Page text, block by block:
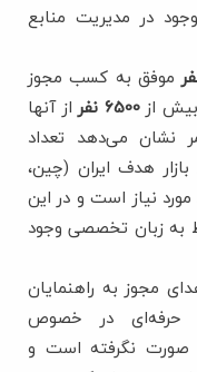
در مدیریت منابع
موفق به کسب مجوز
از6500 نفر
از آنها
نشان می‌دهد تعداد
هدف ایران (چین،
مورد نیاز است و در این
به زبان تخصصی وجود
مجوز به راهنمایان
و حرفه‌ای در خصوص
صورت نگرفته است و